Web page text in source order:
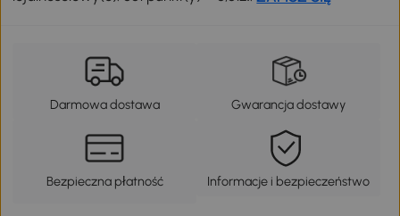
Darmowa dostawa Gwarancja dostawy
Bezpieczna płatność Informacje i bezpieczeństwo